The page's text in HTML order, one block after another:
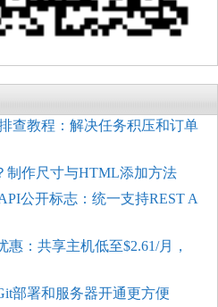
排查教程：解决任务积压和订单
制作尺寸与HTML添加方法
公开标志：统一支持REST A
惠：共享主机低至$2.61/月，
部署和服务器开通更方便